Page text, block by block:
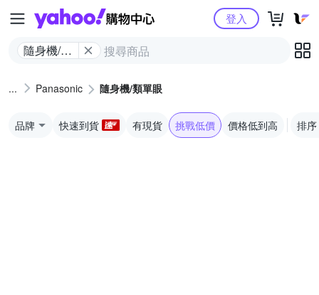
Yahoo購物中心
隨身機/類
登入
Panasonic 隨身機/類單眼
品牌 快速到貨 有現貨 挑戰低價 價格低到高 排序